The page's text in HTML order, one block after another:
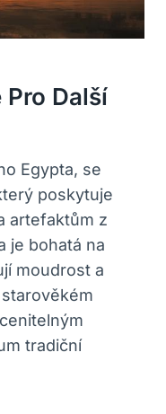
Další
Egypta, se
poskytuje
artefaktům z
je bohatá na
moudrost a
tradiční